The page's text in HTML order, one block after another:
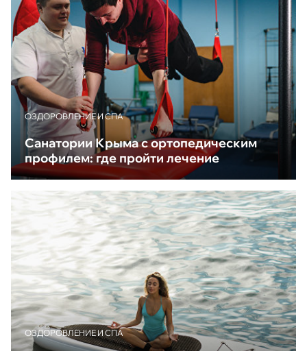
ОЗДОРОВЛЕНИЕ И СПА
Санатории Крыма с ортопедическим
профилем: где пройти лечение
ОЗДОРОВЛЕНИЕ И СПА